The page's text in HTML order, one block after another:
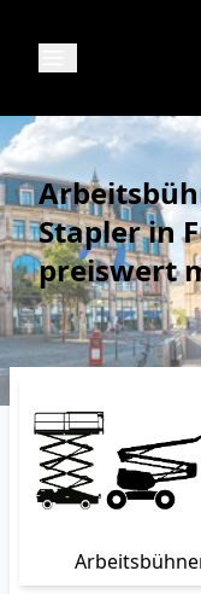
Stapler in
preiswert